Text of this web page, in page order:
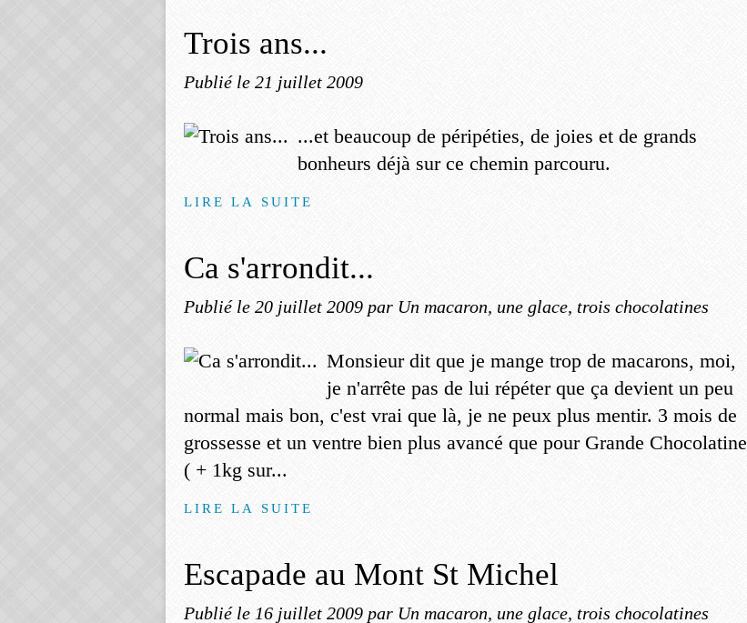
Trois ans...
Publié le 21 juillet 2009
...et beaucoup de péripéties, de joies et de grands
bonheurs déjà sur ce chemin parcouru.
LIRE LA SUITE
Ca s'arrondit...
Publié le 20 juillet 2009 par Un macaron, une glace, trois chocolatines
Monsieur dit que je mange trop de macarons, moi,
je n'arrête pas de lui répéter que ça devient un peu
normal mais bon, c'est vrai que là, je ne peux plus mentir. 3 mois de
grossesse et un ventre bien plus avancé que pour Grande Chocolatine
( + 1kg sur...
LIRE LA SUITE
Escapade au Mont St Michel
Publié le 16 juillet 2009 par Un macaron, une glace, trois chocolatines